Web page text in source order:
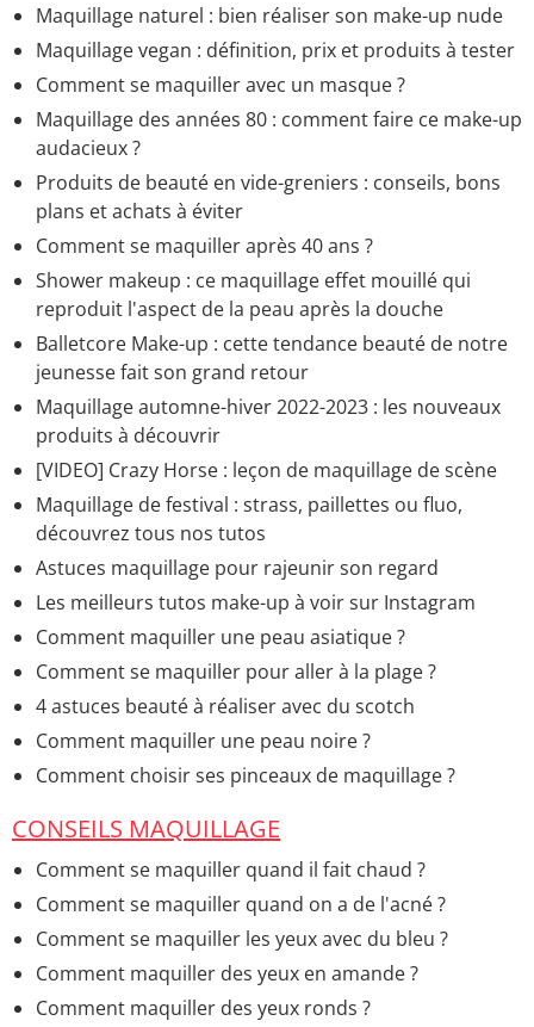
Maquillage naturel : bien réaliser son make-up nude
Maquillage vegan : définition, prix et produits à tester
Comment se maquiller avec un masque ?
Maquillage des années 80 : comment faire ce make-up
audacieux ?
Produits de beauté en vide-greniers : conseils, bons
plans et achats à éviter
Comment se maquiller après 40 ans ?
Shower makeup : ce maquillage effet mouillé qui
reproduit l'aspect de la peau après la douche
Balletcore Make-up : cette tendance beauté de notre
jeunesse fait son grand retour
Maquillage automne-hiver 2022-2023 : les nouveaux
produits à découvrir
[VIDEO] Crazy Horse : leçon de maquillage de scène
Maquillage de festival : strass, paillettes ou fluo,
découvrez tous nos tutos
Astuces maquillage pour rajeunir son regard
Les meilleurs tutos make-up à voir sur Instagram
Comment maquiller une peau asiatique ?
Comment se maquiller pour aller à la plage ?
4 astuces beauté à réaliser avec du scotch
Comment maquiller une peau noire ?
Comment choisir ses pinceaux de maquillage ?
CONSEILS MAQUILLAGE
Comment se maquiller quand il fait chaud ?
Comment se maquiller quand on a de l'acné ?
Comment se maquiller les yeux avec du bleu ?
Comment maquiller des yeux en amande ?
Comment maquiller des yeux ronds ?